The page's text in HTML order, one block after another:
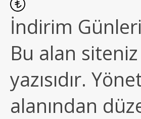
İndirim Günleri
Bu alan siteniz
yazısıdır.
alanından